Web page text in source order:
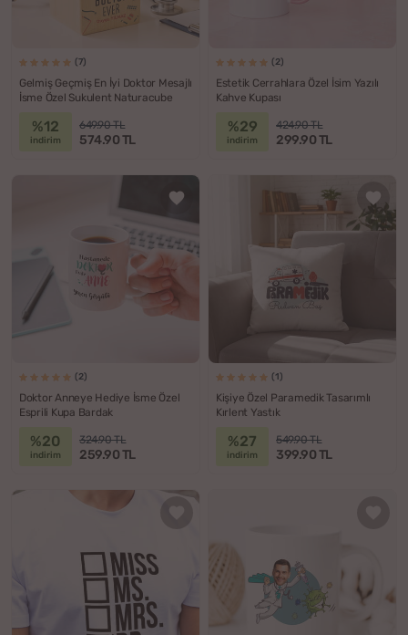
(7)
Gelmiş Geçmiş En İyi Doktor Mesajlı
İsme Özel Sukulent Naturacube
%12
indirim
649.90 TL
574.90 TL
(2)
Estetik Cerrahlara Özel İsim Yazılı
Kahve Kupası
%29
indirim
424.90 TL
299.90 TL
(2)
Doktor Anneye Hediye İsme Özel
Esprili Kupa Bardak
%20
indirim
324.90 TL
259.90 TL
(1)
Kişiye Özel Paramedik Tasarımlı
Kırlent Yastık
%27
indirim
549.90 TL
399.90 TL